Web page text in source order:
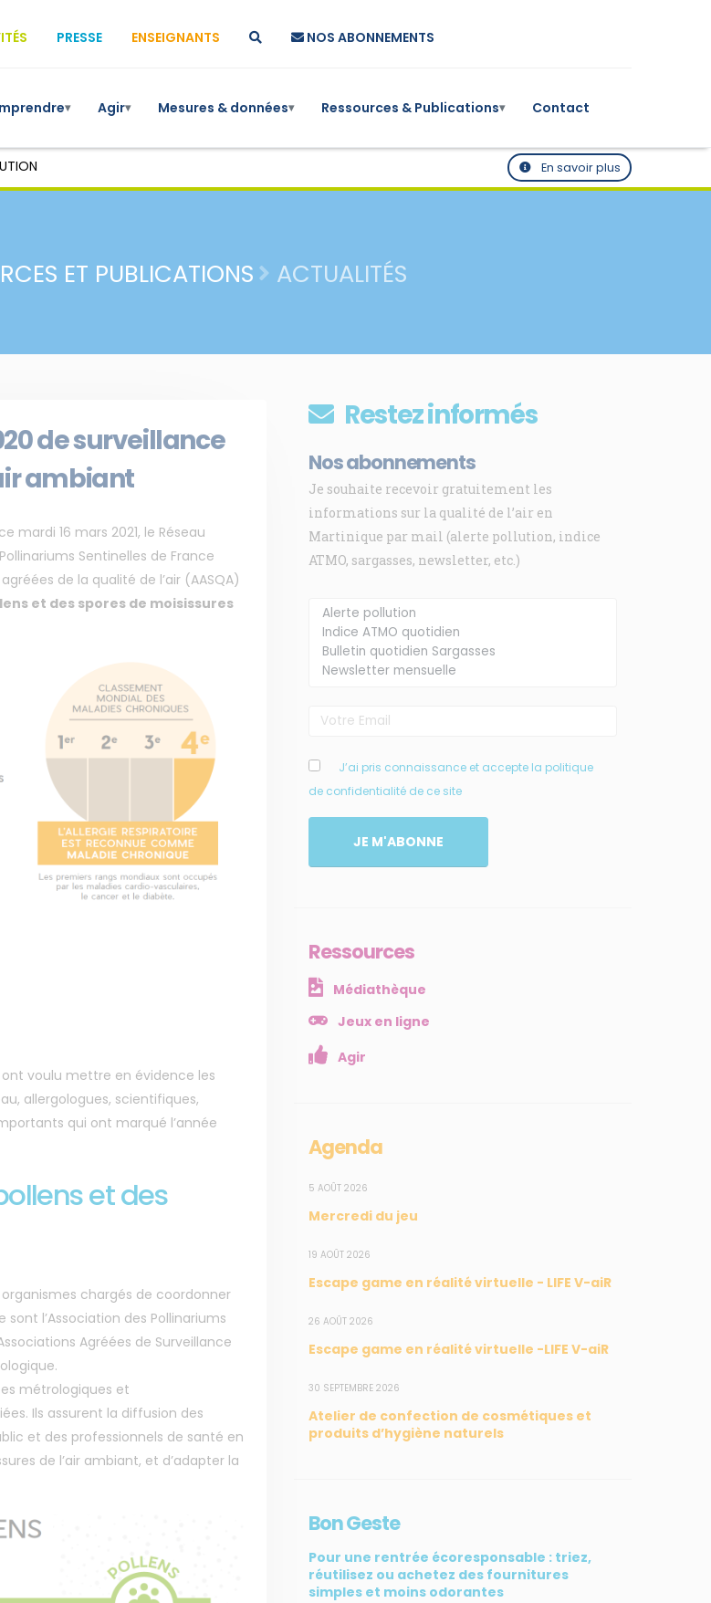
PRESSE ENSEIGNANTS NOS ABONNEMENTS
▾ Agir▾ Mesures & données▾ Ressources & Publications▾ Contact
En savoir plus
ET PUBLICATIONS ACTUALITÉS
de surveillance
ambiant
mardi 16 mars 2021, le Réseau
Sentinelles de France
de la qualité de l’air (AASQA)
et des spores de moisissures
voulu mettre en évidence les
allergologues, scientifiques,
qui ont marqué l’année
et des
chargés de coordonner
l’Association des Pollinariums
Agréées de Surveillance
métrologiques et
Ils assurent la diffusion des
et des professionnels de santé en
de l’air ambiant, et d’adapter la
Restez informés
Nos abonnements
Je souhaite recevoir gratuitement les
informations sur la qualité de l’air en
Martinique par mail (alerte pollution, indice
ATMO, sargasses, newsletter, etc.)
J’ai pris connaissance et accepte la politique
de confidentialité de ce site
JE M'ABONNE
Ressources
Médiathèque
Jeux en ligne
Agir
Agenda
5 AOÛT 2026
Mercredi du jeu
19 AOÛT 2026
Escape game en réalité virtuelle - LIFE V-aiR
26 AOÛT 2026
Escape game en réalité virtuelle -LIFE V-aiR
30 SEPTEMBRE 2026
Atelier de confection de cosmétiques et
produits d’hygiène naturels
Bon Geste
Pour une rentrée écoresponsable : triez,
réutilisez ou achetez des fournitures
simples et moins odorantes